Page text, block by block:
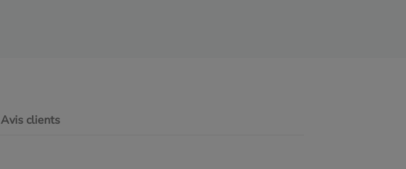
Avis clients